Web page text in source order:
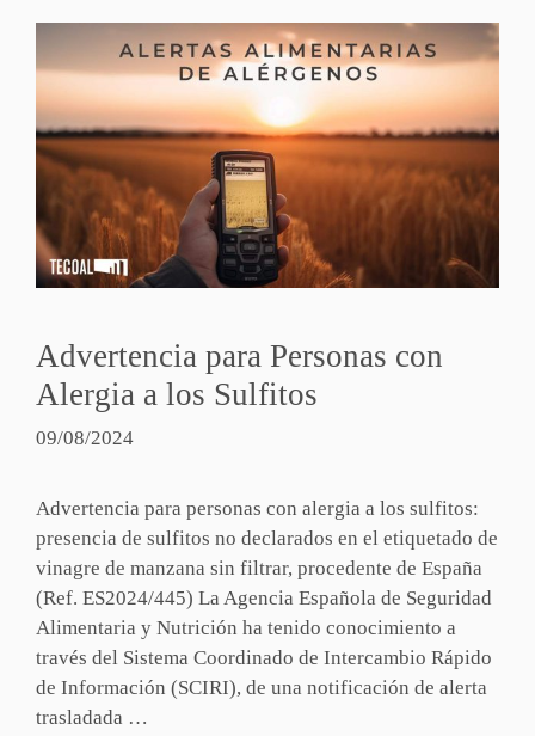
Advertencia para Personas con
Alergia a los Sulfitos
09/08/2024
Advertencia para personas con alergia a los sulfitos:
presencia de sulfitos no declarados en el etiquetado de
vinagre de manzana sin filtrar, procedente de España
(Ref. ES2024/445) La Agencia Española de Seguridad
Alimentaria y Nutrición ha tenido conocimiento a
través del Sistema Coordinado de Intercambio Rápido
de Información (SCIRI), de una notificación de alerta
trasladada …